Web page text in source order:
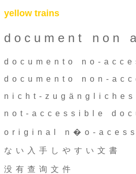
yellow trains
document non
documento no-
documento non-
nicht-zugängliches
not-accessible
original n�o-
ない入手しやすい文書
没有查询文件